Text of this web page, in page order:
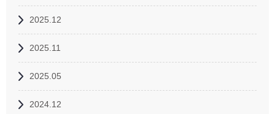
2025.12
2025.11
2025.05
2024.12